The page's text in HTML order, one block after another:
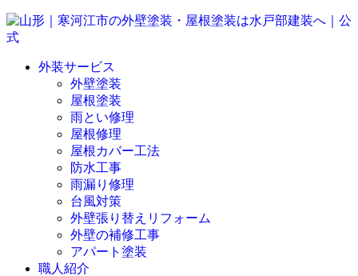
外装サービス
外壁塗装
屋根塗装
雨とい修理
屋根修理
屋根カバー工法
防水工事
雨漏り修理
台風対策
外壁張り替えリフォーム
外壁の補修工事
アパート塗装
職人紹介